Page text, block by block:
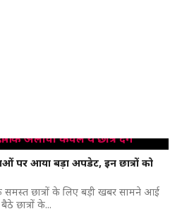
पर आया बड़ा अपडेट, इन छात्रों को
के समस्त छात्रों के लिए बड़ी खबर सामने आई
छात्रों के...